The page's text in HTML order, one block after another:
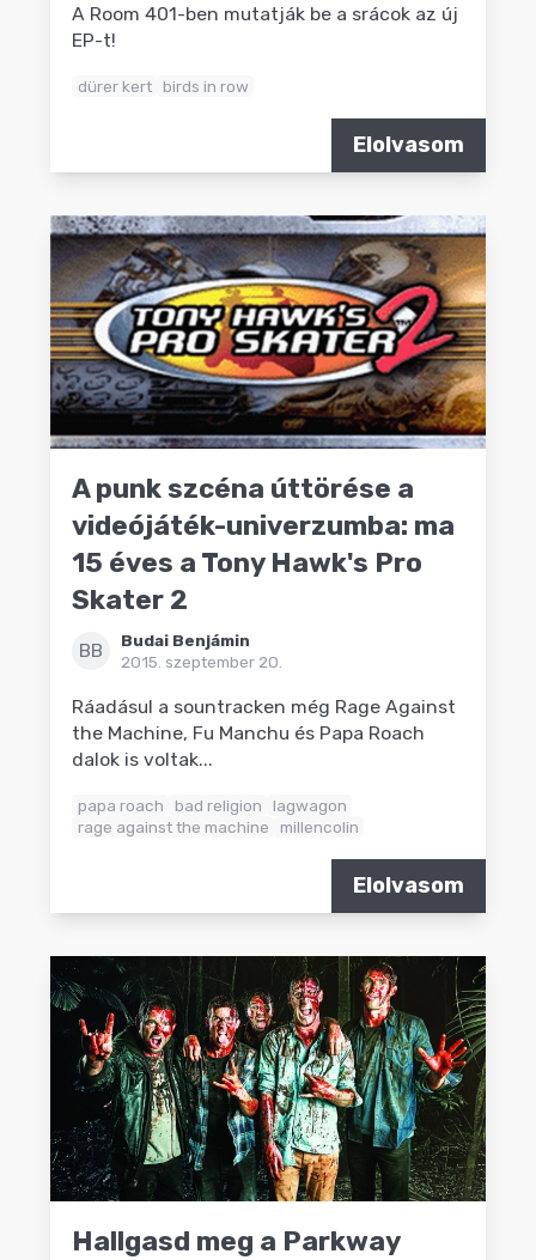
A Room 401-ben mutatják be a srácok az új
EP-t!
dürer kert birds in row
Elolvasom
A punk szcéna úttörése a
videójáték-univerzumba: ma
15 éves a Tony Hawk's Pro
Skater 2
BB
Budai Benjámin
2015. szeptember 20.
Ráadásul a sountracken még Rage Against
the Machine, Fu Manchu és Papa Roach
dalok is voltak...
papa roach bad religion
lagwagon
rage against the machine
millencolin
Elolvasom
Hallgasd meg a Parkway